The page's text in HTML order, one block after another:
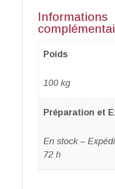
Informations
Poids
100 kg
Préparation et
En stock –
72 h